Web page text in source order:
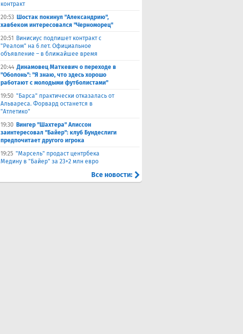
контракт
20:53 Шостак покинул "Александрию",
хавбеком интересовался "Черноморец"
20:51
Винисиус подпишет контракт с
"Реалом" на 6 лет. Официальное
объявление – в ближайшее время
20:44 Динамовец Маткевич о переходе в
"Оболонь": "Я знаю, что здесь хорошо
работают с молодыми футболистами"
19:50 "Барса" практически отказалась от
Альвареса. Форвард останется в
"Атлетико"
19:30 Вингер "Шахтера" Алиссон
заинтересовал "Байер": клуб Бундеслиги
предпочитает другого игрока
19:25 "Марсель" продаст центрбека
Медину в "Байер" за 23+2 млн евро
Все новости: